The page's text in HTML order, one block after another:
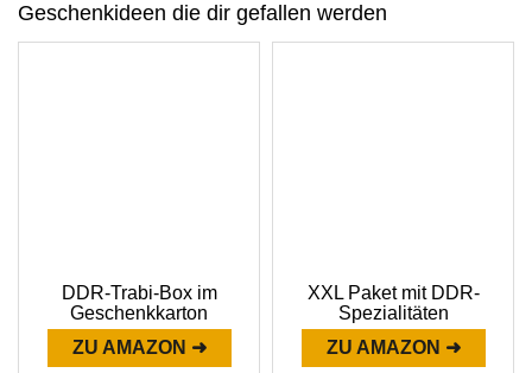
Geschenkideen die dir gefallen werden
DDR-Trabi-Box im
Geschenkkarton
ZU AMAZON ➜
XXL Paket mit DDR-
Spezialitäten
ZU AMAZON ➜